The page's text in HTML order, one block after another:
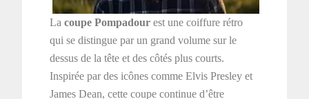
Lacoupe Pompadour est une coiffure rétro
qui se distingue par un grand volume sur le
dessus de la tête et des côtés plus courts.
Inspirée par des icônes comme Elvis Presley et
James Dean, cette coupe continue d’être